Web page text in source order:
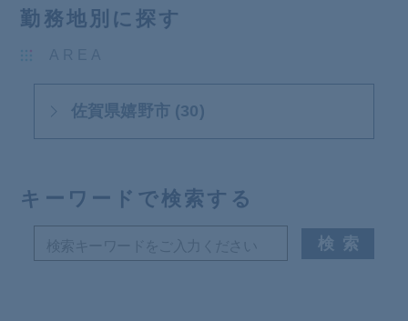
勤務地別に探す
佐賀県嬉野市 (30)
キーワードで検索する